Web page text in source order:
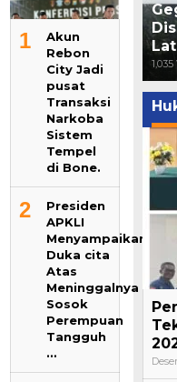
1
Akun
Rebon
City Jadi
pusat
Transaksi
Narkoba
Sistem
Tempel
di Bone.
2
Presiden
APKLI
Menyampaikan
Duka cita
Atas
Meninggalnya
Sosok
Perempuan
Tangguh
…